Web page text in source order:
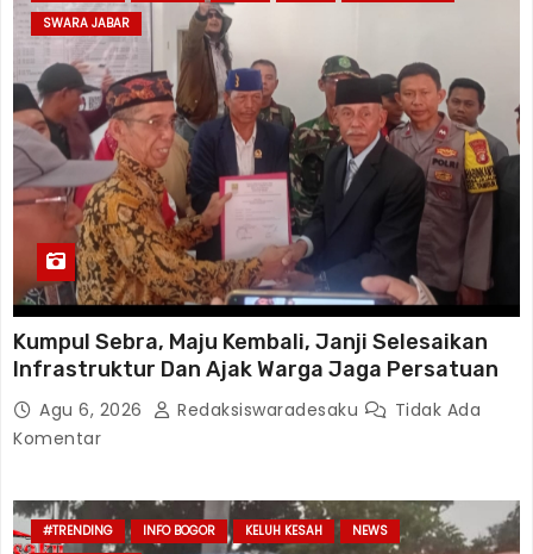
SWARA JABAR
Kumpul Sebra, Maju Kembali, Janji Selesaikan
Infrastruktur Dan Ajak Warga Jaga Persatuan
Agu 6, 2026 Redaksiswaradesaku
Tidak Ada
Komentar
#TRENDING INFO BOGOR KELUH KESAH
NEWS